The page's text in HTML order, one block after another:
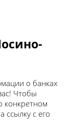
о банках
Чтобы
конкретном
ссылку с его